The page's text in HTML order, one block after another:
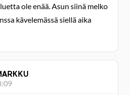
ole enää. Asun siinä melko
kävelemässä siellä aika